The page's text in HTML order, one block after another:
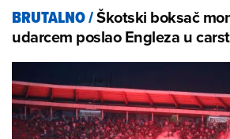
BRUTALNO/Škotski boksač
udarcem poslao Engleza u